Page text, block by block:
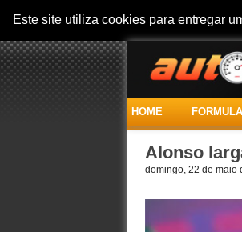
Este site utiliza cookies para entregar
HOME
Alonso
domingo, 22 de maio